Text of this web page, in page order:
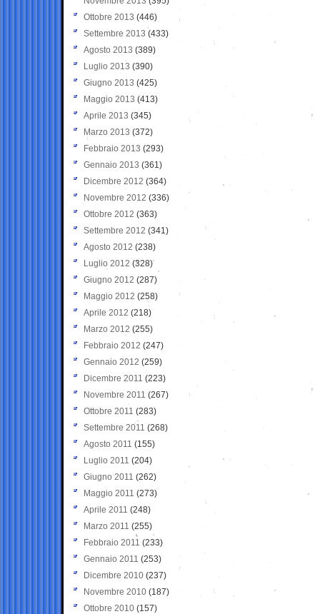
Ottobre 2013 (446)
Settembre 2013 (433)
Agosto 2013 (389)
Luglio 2013 (390)
Giugno 2013 (425)
Maggio 2013 (413)
Aprile 2013 (345)
Marzo 2013 (372)
Febbraio 2013 (293)
Gennaio 2013 (361)
Dicembre 2012 (364)
Novembre 2012 (336)
Ottobre 2012 (363)
Settembre 2012 (341)
Agosto 2012 (238)
Luglio 2012 (328)
Giugno 2012 (287)
Maggio 2012 (258)
Aprile 2012 (218)
Marzo 2012 (255)
Febbraio 2012 (247)
Gennaio 2012 (259)
Dicembre 2011 (223)
Novembre 2011 (267)
Ottobre 2011 (283)
Settembre 2011 (268)
Agosto 2011 (155)
Luglio 2011 (204)
Giugno 2011 (262)
Maggio 2011 (273)
Aprile 2011 (248)
Marzo 2011 (255)
Febbraio 2011 (233)
Gennaio 2011 (253)
Dicembre 2010 (237)
Novembre 2010 (187)
Ottobre 2010 (157)